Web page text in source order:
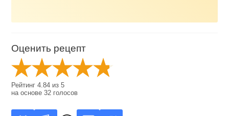
Оценить рецепт
Рейтинг4.84 из5
на основе32 голосов